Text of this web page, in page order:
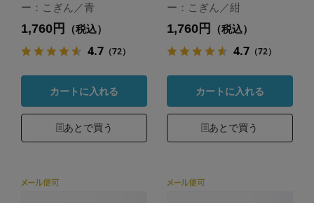
ー：こぎん／青
1,760円 （税込）
4.7（72）
カートに入れる
あとで買う
ー：こぎん／紺
1,760円 （税込）
4.7（72）
カートに入れる
あとで買う